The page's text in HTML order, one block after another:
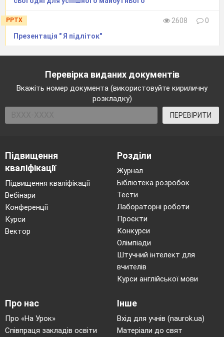
PPTX 2608
0
Презентація " Я підліток"
Перевірка виданих документів
Вкажіть номер документа (використовуйте кириличну
розкладку)
ПЕРЕВІРИТИ
Підвищення
кваліфікації
Підвищення кваліфікації
Вебінари
Конференції
Курси
Вектор
Розділи
Журнал
Бібліотека розробок
Тести
Лабораторні роботи
Проєкти
Конкурси
Олімпіади
Штучний інтелект для
вчителів
Курси англійської мови
Про нас
Про «На Урок»
Співпраця закладів освіти
Інше
Вхід для учнів (naurok.ua)
Матеріали до свят